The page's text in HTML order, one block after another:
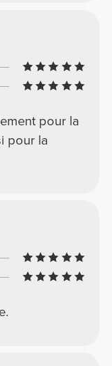
pour la
pour la